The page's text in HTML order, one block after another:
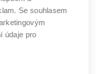
Se souhlasem
údaje pro